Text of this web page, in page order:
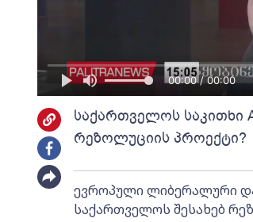
00:00 / 00:00
საქართველოს საკითხი
რეზოლუციის პროექტი?
ევროპული ლიბერალური
საქართველოს შესახებ